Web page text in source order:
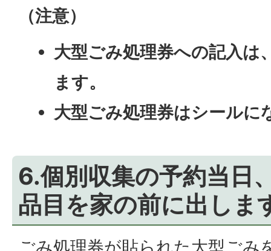
（注意）
大型ごみ処理券への記入は
ます。
大型ごみ処理券はシールに
6.個別収集の予約当日
品目を家の前に出しま
ごみ処理券が貼られた大型ごみ